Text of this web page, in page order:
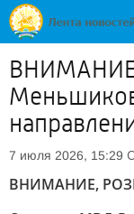
ВНИМАНИЕ,
7 июля 2026, 15:29
ВНИМАНИЕ,